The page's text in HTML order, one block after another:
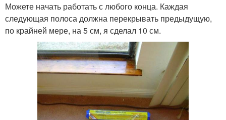
Можете начать работать с любого конца. Каждая
следующая полоса должна перекрывать предыдущую,
по крайней мере, на 5 см, я сделал 10 см.